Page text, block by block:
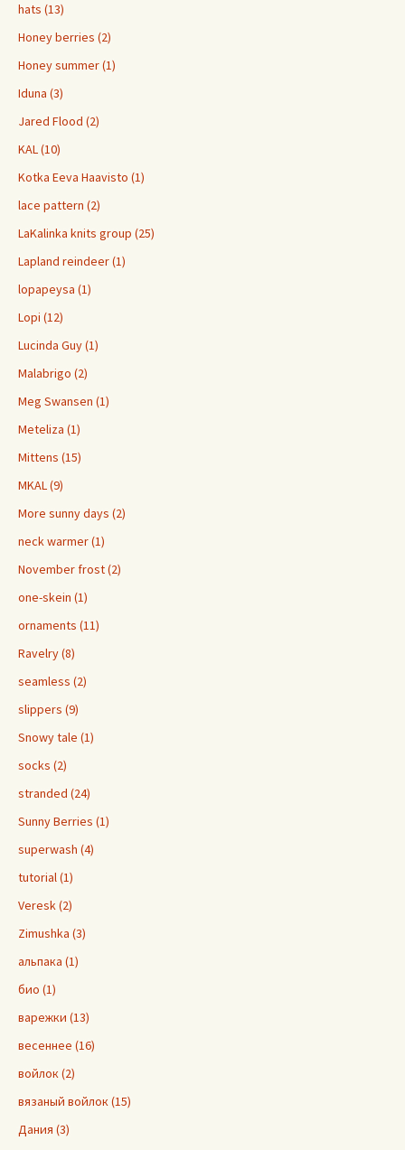
hats (13)
Honey berries (2)
Honey summer (1)
Iduna (3)
Jared Flood (2)
KAL (10)
Kotka Eeva Haavisto (1)
lace pattern (2)
LaKalinka knits group (25)
Lapland reindeer (1)
lopapeysa (1)
Lopi (12)
Lucinda Guy (1)
Malabrigo (2)
Meg Swansen (1)
Meteliza (1)
Mittens (15)
MKAL (9)
More sunny days (2)
neck warmer (1)
November frost (2)
one-skein (1)
ornaments (11)
Ravelry (8)
seamless (2)
slippers (9)
Snowy tale (1)
socks (2)
stranded (24)
Sunny Berries (1)
superwash (4)
tutorial (1)
Veresk (2)
Zimushka (3)
альпака (1)
био (1)
варежки (13)
весеннее (16)
войлок (2)
вязаный войлок (15)
Дания (3)